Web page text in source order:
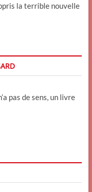
la terrible nouvelle
pas de sens, un livre